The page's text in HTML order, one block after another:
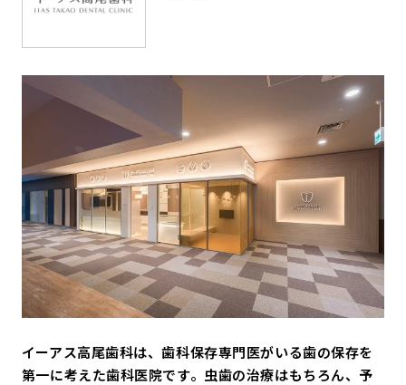
イーアス高尾歯科は、歯科保存専門医がいる歯の保存を
第一に考えた歯科医院です。虫歯の治療はもちろん、予